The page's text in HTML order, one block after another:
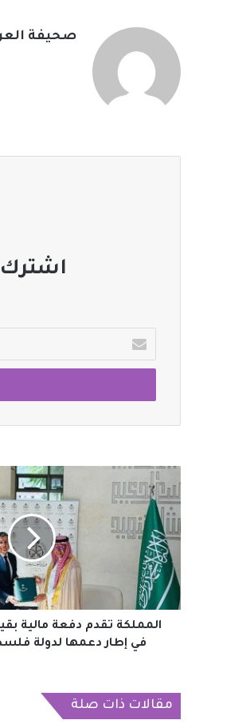
صحيفة
اشترك
بريدك
الإلكتروني
المملكة
تقدم
دفعة
مالية
بقيمة
30
مليون
دولار
في
لعام
2025
في إطار دعمها لدولة
مقالات ذات صلة